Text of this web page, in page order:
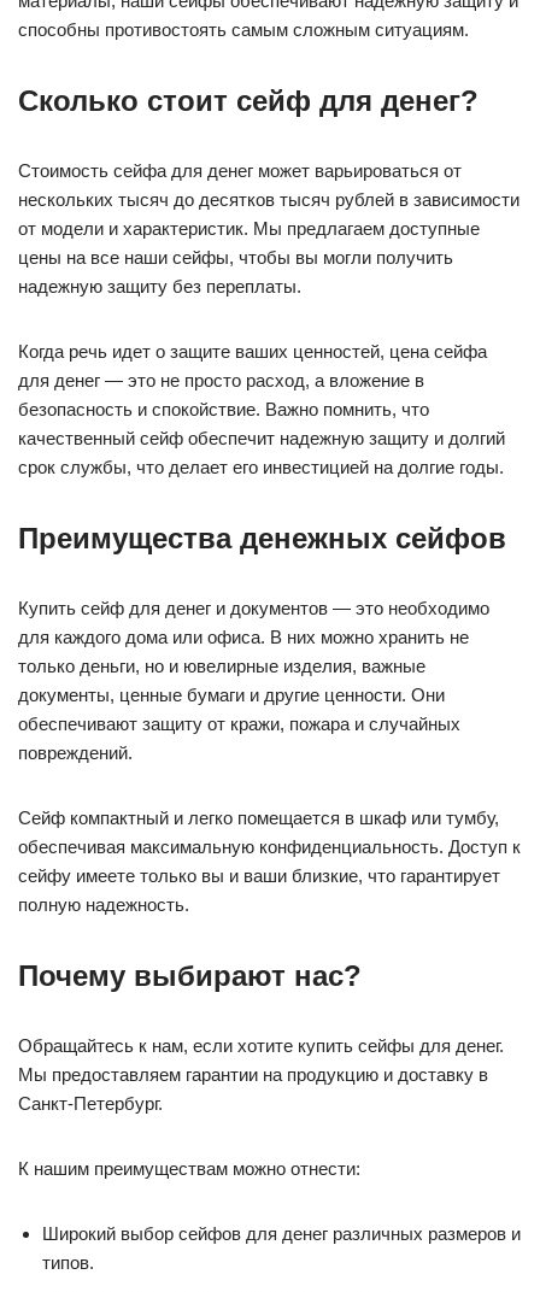
способны противостоять самым сложным ситуациям.
Сколько стоит сейф для денег?
Стоимость сейфа для денег может варьироваться от
нескольких тысяч до десятков тысяч рублей в зависимости
от модели и характеристик. Мы предлагаем доступные
цены на все наши сейфы, чтобы вы могли получить
надежную защиту без переплаты.
Когда речь идет о защите ваших ценностей, цена сейфа
для денег — это не просто расход, а вложение в
безопасность и спокойствие. Важно помнить, что
качественный сейф обеспечит надежную защиту и долгий
срок службы, что делает его инвестицией на долгие годы.
Преимущества денежных сейфов
Купить сейф для денег и документов — это необходимо
для каждого дома или офиса. В них можно хранить не
только деньги, но и ювелирные изделия, важные
документы, ценные бумаги и другие ценности. Они
обеспечивают защиту от кражи, пожара и случайных
повреждений.
Сейф компактный и легко помещается в шкаф или тумбу,
обеспечивая максимальную конфиденциальность. Доступ к
сейфу имеете только вы и ваши близкие, что гарантирует
полную надежность.
Почему выбирают нас?
Обращайтесь к нам, если хотите купить сейфы для денег.
Мы предоставляем гарантии на продукцию и доставку в
Санкт-Петербург.
К нашим преимуществам можно отнести:
Широкий выбор сейфов для денег различных размеров и
типов.